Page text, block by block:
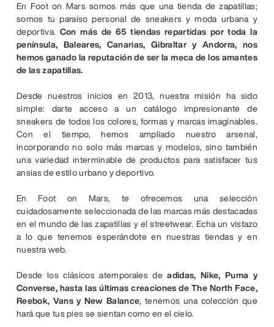
En Foot on Mars somos más que una tienda de zapatillas;
somos tu paraíso personal de sneakers y moda urbana y
deportiva. Con más de 65 tiendas repartidas por toda la
península, Baleares, Canarias, Gibraltar y Andorra, nos
hemos ganado la reputación de ser la meca de los amantes
de las zapatillas.
Desde nuestros inicios en 2013, nuestra misión ha sido
simple: darte acceso a un catálogo impresionante de
sneakers de todos los colores, formas y marcas imaginables.
Con el tiempo, hemos ampliado nuestro arsenal,
incorporando no solo más marcas y modelos, sino también
una variedad interminable de productos para satisfacer tus
ansias de estilo urbano y deportivo.
En Foot on Mars, te ofrecemos una selección
cuidadosamente seleccionada de las marcas más destacadas
en el mundo de las zapatillas y el streetwear. Echa un vistazo
a lo que tenemos esperándote en nuestras tiendas y en
nuestra web.
Desde los clásicos atemporales deadidas, Nike, Puma y
Converse, hasta las últimas creaciones de The North Face,
Reebok, Vans y New Balance, tenemos una colección que
hará que tus pies se sientan como en el cielo.